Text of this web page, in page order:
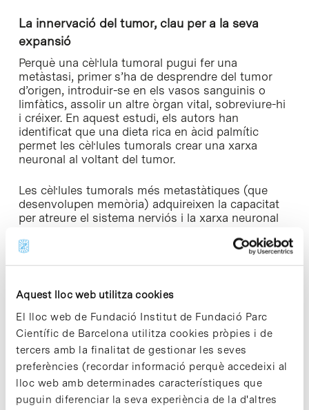
Aquest lloc web utilitza cookies
El lloc web de Fundació Institut de Fundació Parc
Científic de Barcelona utilitza cookies pròpies i de
tercers amb la finalitat de gestionar les seves
preferències (recordar informació perquè accedeixi al
lloc web amb determinades característiques que
puguin diferenciar la seva experiència de la d'altres
La innervació del tumor, clau per a la seva
expansió
Perquè una cèl·lula tumoral pugui fer una
metàstasi, primer s’ha de desprendre del tumor
d’origen, introduir-se en els vasos sanguinis o
limfàtics, assolir un altre òrgan vital, sobreviure-hi
i créixer. En aquest estudi, els autors han
identificat que una dieta rica en àcid palmític
permet les cèl·lules tumorals crear una xarxa
neuronal al voltant del tumor.
Les cèl·lules tumorals més metastàtiques (que
desenvolupen memòria) adquireixen la capacitat
per atreure el sistema nerviós i la xarxa neuronal
entorn regeneratiu que les cèl·lules utilitzen en
Frenar les metàstasis bloquejant les cèl·lules
Schwann
Un dels elements essencials en la formació de la
xarxa neuronal que afavoreix la metàstasi són les
anomenades cèl·lules Schwann, que envolten i
protegeixen les neurones. El treball publicat a la
revista Nature mostra que, bloquejant les cèl·lules